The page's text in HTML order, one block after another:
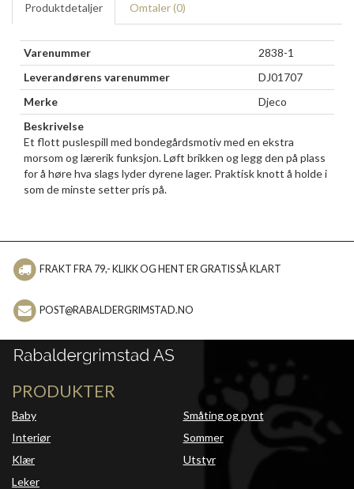
Produktdetaljer Omtaler (0)
Varenummer
2838-1
Leverandørens varenummer
DJ01707
Merke
Djeco
Beskrivelse
Et flott puslespill med bondegårdsmotiv med en ekstra
morsom og lærerik funksjon. Løft brikken og legg den på plass
for å høre hva slags lyder dyrene lager. Praktisk knott å holde i
som de minste setter pris på.
FRAKT FRA 79,- KLIKK OG HENT ER GRATIS SÅ KLART
POST@RABALDERGRIMSTAD.NO
PRODUKTER
Baby
Interiør
Klær
Leker
Småting og pynt
Sommer
Utstyr